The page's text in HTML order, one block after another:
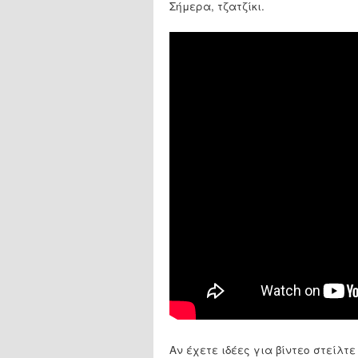
Σήμερα, τζατζίκι.
Αν έχετε ιδέες για βίντεο